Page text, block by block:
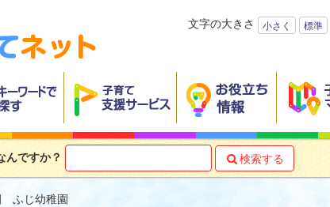
文字の大きさ 小さく 標準
んですか？  検索する
ふじ幼稚園